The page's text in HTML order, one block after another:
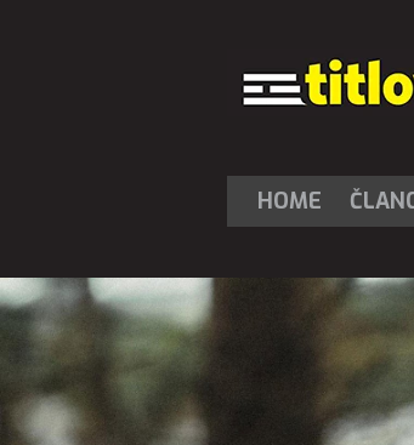
HOME